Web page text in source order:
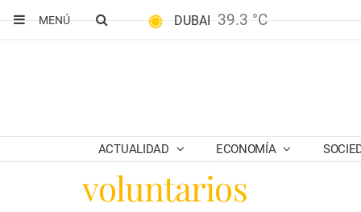
MENÚ
DUBAI 39.3 °C
ACTUALIDAD ECONOMÍA
voluntarios